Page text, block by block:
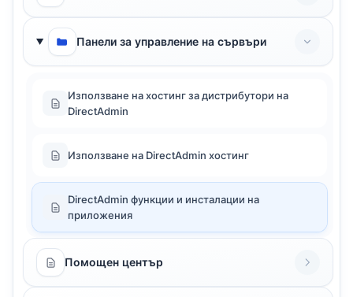
Панели за управление на сървъри
Използване на хостинг за дистрибутори на
DirectAdmin
Използване на DirectAdmin хостинг
DirectAdmin функции и инсталации на
приложения
Помощен център